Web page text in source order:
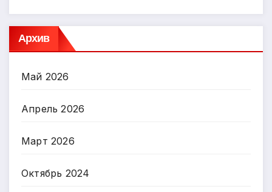
Архив
Май 2026
Апрель 2026
Март 2026
Октябрь 2024